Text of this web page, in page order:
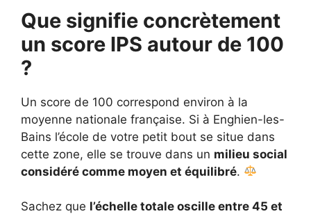
Que signifie concrètement
un score IPS autour de 100
?
Un score de 100 correspond environ à la
moyenne nationale française. Si à Enghien-les-
Bains l’école de votre petit bout se situe dans
cette zone, elle se trouve dans un milieu social
considéré comme moyen et équilibré.
Sachez que l’échelle totale oscille entre 45 et